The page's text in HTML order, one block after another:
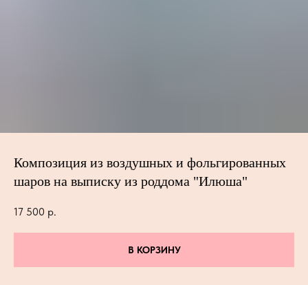
Композиция из воздушных и фольгированных
шаров на выписку из роддома "Илюша"
17 500 р.
В КОРЗИНУ